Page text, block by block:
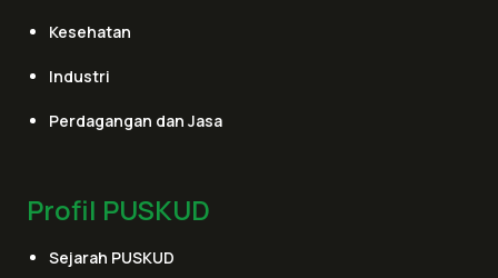
Kesehatan
Industri
Perdagangan dan Jasa
Profil PUSKUD
Sejarah PUSKUD